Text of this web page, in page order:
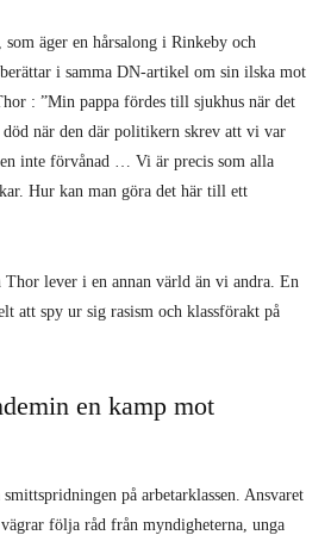
äger en hårsalong i Rinkeby och
i samma DN-artikel om sin ilska mot
: ”Min pappa fördes till sjukhus när det
död när den där politikern skrev att vi var
inte förvånad … Vi är precis som alla
Hur kan man göra det här till ett
Thor lever i en annan värld än vi andra. En
att spy ur sig rasism och klassförakt på
en kamp mot
på arbetarklassen. Ansvaret
följa råd från myndigheterna, unga